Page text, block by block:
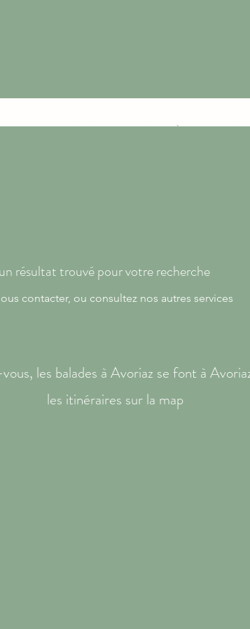
Rando d'été Le club À propos
résultat trouvé pour votre recherche
contacter, ou consultez nos autres services
les balades à Avoriaz se font à
les itinéraires sur la map